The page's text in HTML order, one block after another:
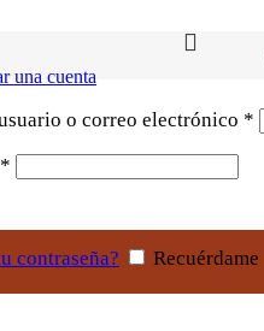
una cuenta
o correo electrónico *
*
contraseña? Recuérdame